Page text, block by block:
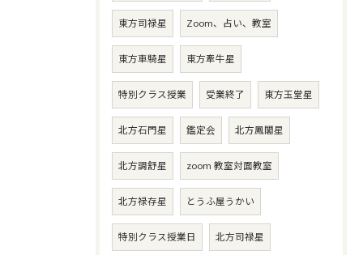
東方司禄星 Zoom、占い、教室
東方車騎星 東方牽牛星
特別クラス授業 受業終了 東方玉堂星
北方石門星 鑑定会 北方鳳閣星
北方調舒星 zoom 教室対面教室
北方禄存星 とうふ屋うかい
特別クラス授業日 北方司禄星